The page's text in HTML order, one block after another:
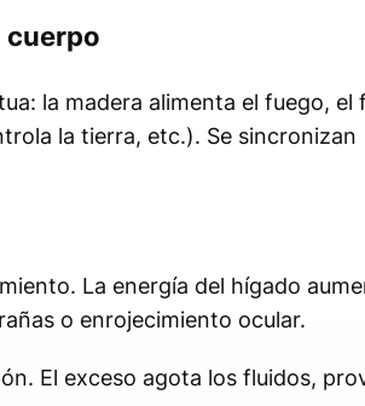
cuerpo
la madera alimenta el fuego, el
la tierra, etc.). Se sincronizan
La energía del hígado
o enrojecimiento ocular.
El exceso agota los fluidos,